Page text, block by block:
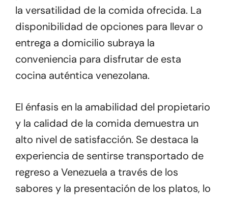
la versatilidad de la comida ofrecida. La
disponibilidad de opciones para llevar o
entrega a domicilio subraya la
conveniencia para disfrutar de esta
cocina auténtica venezolana.
El énfasis en la amabilidad del propietario
y la calidad de la comida demuestra un
alto nivel de satisfacción. Se destaca la
experiencia de sentirse transportado de
regreso a Venezuela a través de los
sabores y la presentación de los platos, lo